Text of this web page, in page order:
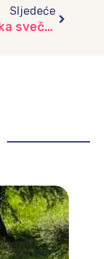
Sljedeće
Bajramska svečanost u vrtiću “Labudovi”